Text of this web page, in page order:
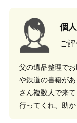
個
ご
父の遺品整理で
や鉄道の書籍が
さん複数人で来
行ってくれ、助か